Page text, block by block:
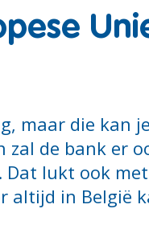
maar die kan
de bank er
Dat lukt ook
altijd in België